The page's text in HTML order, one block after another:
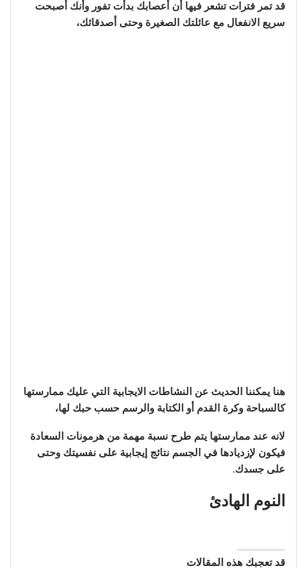
قد تمر فترات تشعر فيها أن أعصابك بدأت تفور وأنك أصبحت
سريع الانفعال مع عائلتك الصغيرة وحتى أصدقائك،
هنا يمكننا الحديث عن النشاطات الايجابية التي عليك ممارستها
كالسباحة وكرة القدم أو الكتابة والرسم حسب حبك لها،
لانه عند ممارستها يتم طرح نسبة مهمة من هرمونات السعادة
فيكون لإزديادها في الجسم نتائج إيجابية على نفسيتك وحتى
على جسدك.
النوم الهادئ
قد تعجبك هذه المقالات